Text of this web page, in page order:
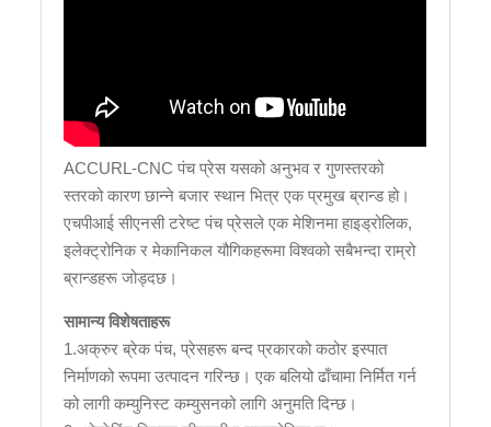
ACCURL-CNC पंच प्रेस यसको अनुभव र गुणस्तरको
स्तरको कारण छान्ने बजार स्थान भित्र एक प्रमुख ब्रान्ड हो।
एचपीआई सीएनसी टरेष्ट पंच प्रेसले एक मेशिनमा हाइड्रोलिक,
इलेक्ट्रोनिक र मेकानिकल यौगिकहरूमा विश्वको सबैभन्दा राम्रो
ब्रान्डहरू जोड्दछ।
सामान्य विशेषताहरू
1.अक्रुर ब्रेक पंच, प्रेसहरू बन्द प्रकारको कठोर इस्पात
निर्माणको रूपमा उत्पादन गरिन्छ। एक बलियो ढाँचामा निर्मित गर्न
को लागी कम्युनिस्ट कम्युसनको लागि अनुमति दिन्छ।